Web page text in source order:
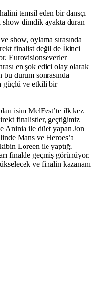
temsil eden bir dansçı
show dimdik ayakta duran
show, oylama sırasında
finalist değil de İkinci
Eurovisionseverler
en şok edici olay olarak
bu durum sonrasında
güçlü ve etkili bir
isim MelFest’te ilk kez
finalistler, geçtiğimiz
Aninia ile düet yapan Jon
Mans ve Heroes’a
Loreen ile yaptığı
finalde geçmiş görünüyor.
ve finalin kazananı